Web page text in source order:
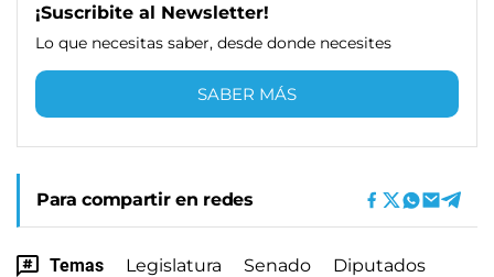
¡Suscribite al Newsletter!
Lo que necesitas saber, desde donde necesites
SABER MÁS
Para compartir en redes
Temas Legislatura Senado
Diputados